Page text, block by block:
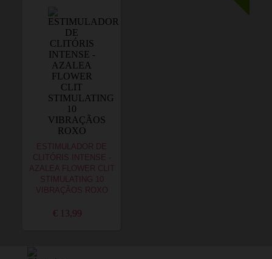
ESTIMULADOR DE
CLITÓRIS INTENSE -
AZALEA FLOWER CLIT
STIMULATING 10
VIBRAÇÃOS ROXO
€ 13,99